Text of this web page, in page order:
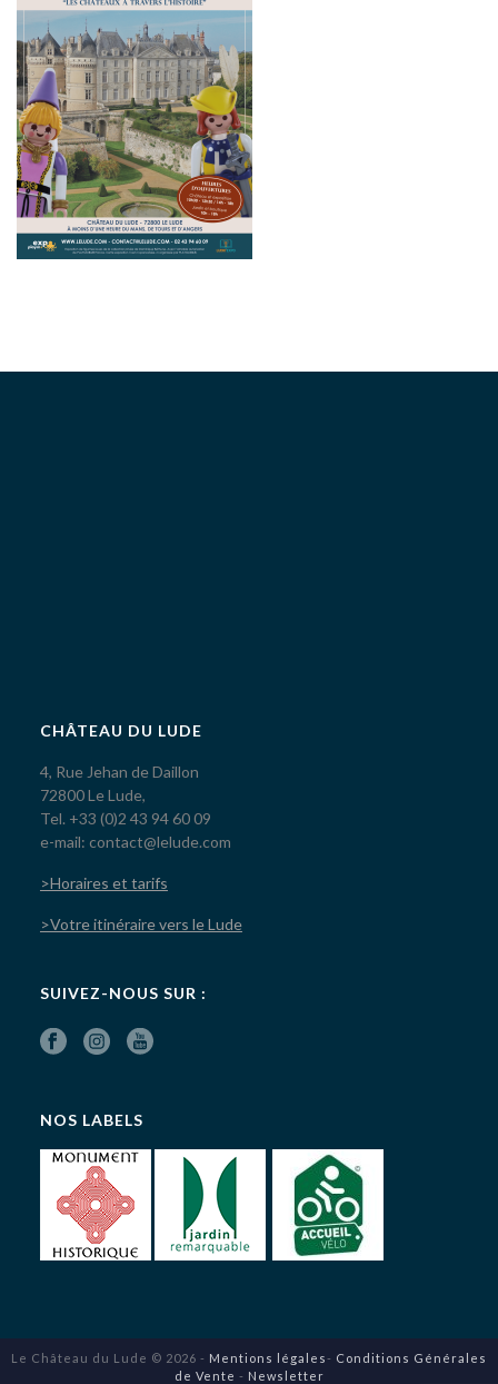
CHÂTEAU DU LUDE
4, Rue Jehan de Daillon
72800 Le Lude,
Tel. +33 (0)2 43 94 60 09
e-mail: contact@lelude.com
>Horaires et tarifs
>Votre itinéraire vers le Lude
SUIVEZ-NOUS SUR :
NOS LABELS
Le Château du Lude © 2026 - Mentions légales- Conditions Générales
de Vente - Newsletter